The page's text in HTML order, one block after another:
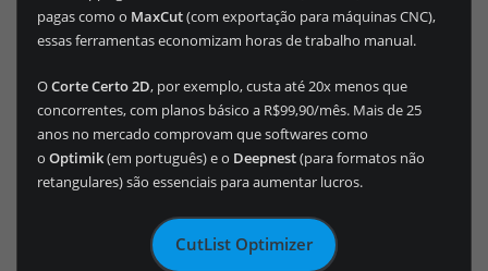
pagas como o MaxCut(com exportação para máquinas CNC),
essas ferramentas economizam horas de trabalho manual.
OCorte Certo 2D, por exemplo, custa até 20x menos que
concorrentes, com planos básico a R$99,90/mês. Mais de 25
anos no mercado comprovam que softwares como
o Optimik(em português) e o Deepnest(para formatos não
retangulares) são essenciais para aumentar lucros.
CutList Optimizer